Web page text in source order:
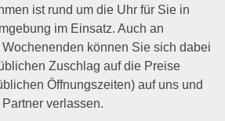
ist rund um die Uhr für Sie in
im Einsatz. Auch an
können Sie sich dabei
Zuschlag auf die Preise
Öffnungszeiten) auf uns und
verlassen.